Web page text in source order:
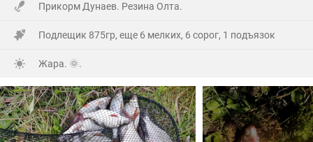
Прикорм Дунаев. Резина Олта.
Подлещик 875гр, еще 6 мелких, 6 сорог, 1 подъязок
Жара. 🌞.